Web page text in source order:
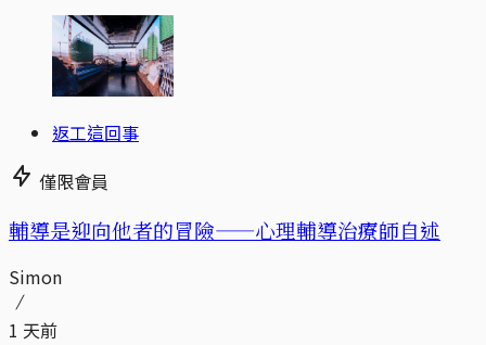
返工這回事
僅限會員
輔導是迎向他者的冒險——心理輔導治療師自述
Simon
1 天前